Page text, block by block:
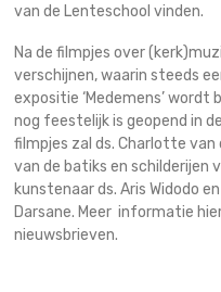
van de Lenteschool vinden.
Na de filmpjes over
verschijnen, waarin steeds
expositie ‘Medemens’
nog feestelijk is geopend in
filmpjes zal ds. Charlotte van
van de batiks en schilderijen
kunstenaar ds. Aris Widodo
Darsane. Meer informatie
nieuwsbrieven.